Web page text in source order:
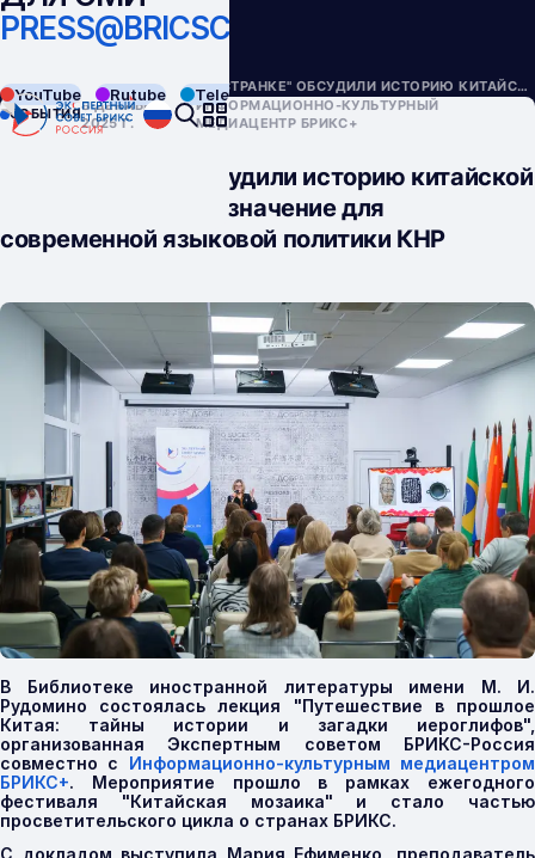
PRESS@BRICSCOUNCIL.RU
YouTube Rutube Telegram VK
НАЗАД СОБЫТИЯ
В "ИНОСТРАНКЕ" ОБСУДИЛИ ИСТОРИЮ КИТАЙСКОЙ ПИСЬМЕННОСТИ И ЕЕ ЗНАЧЕНИЕ ДЛЯ СОВРЕМЕННОЙ ЯЗЫКОВОЙ ПОЛИТИКИ КНР
СОБЫТИЯ
8 ДЕКАБРЯ
2025 Г.
ИНФОРМАЦИОННО-КУЛЬТУРНЫЙ
МЕДИАЦЕНТР БРИКС+
В "Иностранке" обсудили историю китайской
письменности и ее значение для
современной языковой политики КНР
В Библиотеке иностранной литературы имени М. И.
Рудомино состоялась лекция "Путешествие в прошлое
Китая: тайны истории и загадки иероглифов",
организованная Экспертным советом БРИКС-Россия
совместно с Информационно-культурным медиацентром
БРИКС+. Мероприятие прошло в рамках ежегодного
фестиваля "Китайская мозаика" и стало частью
просветительского цикла о странах БРИКС.